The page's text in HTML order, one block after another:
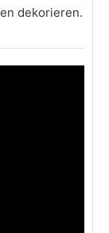
dekorieren.